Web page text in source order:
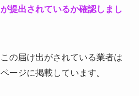
提出されているか確認しまし
の届け出がされている業者は
ージに掲載しています。